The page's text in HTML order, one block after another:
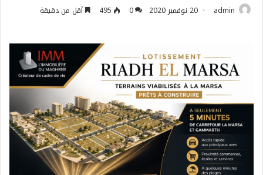
admin 20 نوفمبر 2020 0
495 أقل من دقيقة